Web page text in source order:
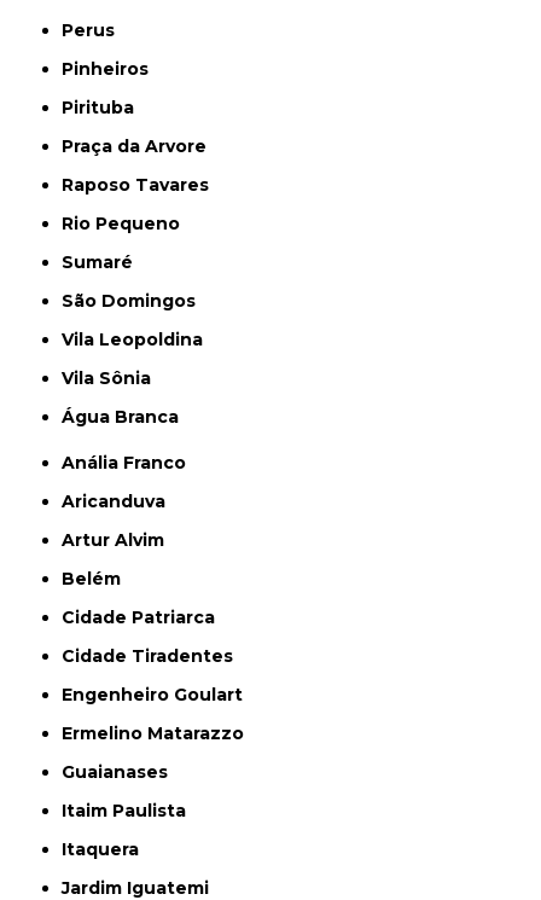
Perus
Pinheiros
Pirituba
Praça da Arvore
Raposo Tavares
Rio Pequeno
Sumaré
São Domingos
Vila Leopoldina
Vila Sônia
Água Branca
Anália Franco
Aricanduva
Artur Alvim
Belém
Cidade Patriarca
Cidade Tiradentes
Engenheiro Goulart
Ermelino Matarazzo
Guaianases
Itaim Paulista
Itaquera
Jardim Iguatemi